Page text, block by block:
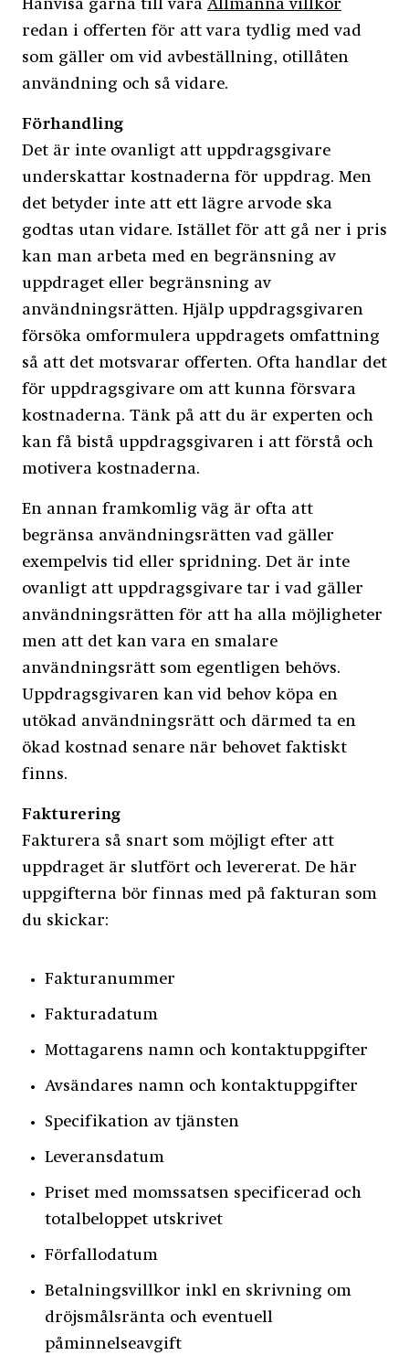
Hänvisa gärna till våra Allmänna villkor
redan i offerten för att vara tydlig med vad
som gäller om vid avbeställning, otillåten
användning och så vidare.
Förhandling
Det är inte ovanligt att uppdragsgivare
underskattar kostnaderna för uppdrag. Men
det betyder inte att ett lägre arvode ska
godtas utan vidare. Istället för att gå ner i pris
kan man arbeta med en begränsning av
uppdraget eller begränsning av
användningsrätten. Hjälp uppdragsgivaren
försöka omformulera uppdragets omfattning
så att det motsvarar offerten. Ofta handlar det
för uppdragsgivare om att kunna försvara
kostnaderna. Tänk på att du är experten och
kan få bistå uppdragsgivaren i att förstå och
motivera kostnaderna.
En annan framkomlig väg är ofta att
begränsa användningsrätten vad gäller
exempelvis tid eller spridning. Det är inte
ovanligt att uppdragsgivare tar i vad gäller
användningsrätten för att ha alla möjligheter
men att det kan vara en smalare
användningsrätt som egentligen behövs.
Uppdragsgivaren kan vid behov köpa en
utökad användningsrätt och därmed ta en
ökad kostnad senare när behovet faktiskt
finns.
Fakturering
Fakturera så snart som möjligt efter att
uppdraget är slutfört och levererat. De här
uppgifterna bör finnas med på fakturan som
du skickar:
Fakturanummer
Fakturadatum
Mottagarens namn och kontaktuppgifter
Avsändares namn och kontaktuppgifter
Specifikation av tjänsten
Leveransdatum
Priset med momssatsen specificerad och
totalbeloppet utskrivet
Förfallodatum
Betalningsvillkor inkl en skrivning om
dröjsmålsränta och eventuell
påminnelseavgift